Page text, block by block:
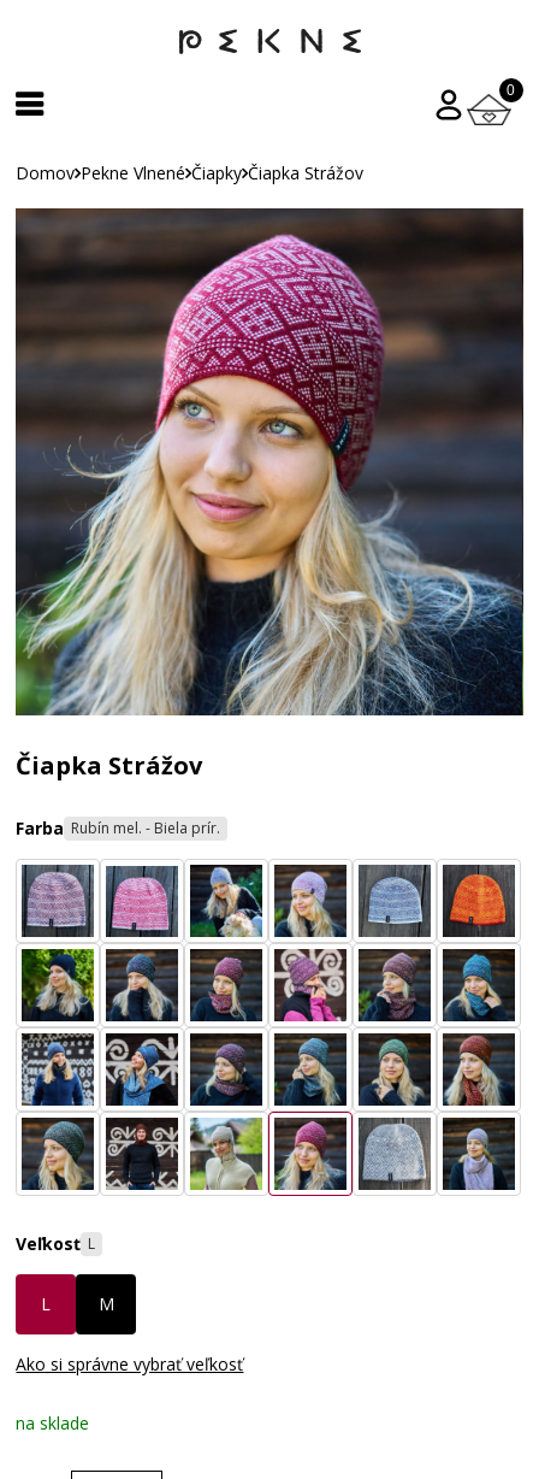
0
Domov Pekne Vlnené Čiapky Čiapka Strážov
Čiapka Strážov
Farba Rubín mel. - Biela prír.
Veľkosť L
L M
Ako si správne vybrať veľkosť
na sklade